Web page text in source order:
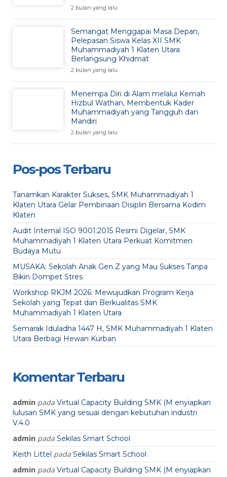
2 bulan yang lalu
Semangat Menggapai Masa Depan,
Pelepasan Siswa Kelas XII SMK
Muhammadiyah 1 Klaten Utara
Berlangsung Khidmat
2 bulan yang lalu
Menempa Diri di Alam melalui Kemah
Hizbul Wathan, Membentuk Kader
Muhammadiyah yang Tangguh dan
Mandiri
2 bulan yang lalu
Pos-pos Terbaru
Tanamkan Karakter Sukses, SMK Muhammadiyah 1
Klaten Utara Gelar Pembinaan Disiplin Bersama Kodim
Klaten
Audit Internal ISO 9001:2015 Resmi Digelar, SMK
Muhammadiyah 1 Klaten Utara Perkuat Komitmen
Budaya Mutu
MUSAKA: Sekolah Anak Gen Z yang Mau Sukses Tanpa
Bikin Dompet Stres
Workshop RKJM 2026: Mewujudkan Program Kerja
Sekolah yang Tepat dan Berkualitas SMK
Muhammadiyah 1 Klaten Utara
Semarak Iduladha 1447 H, SMK Muhammadiyah 1 Klaten
Utara Berbagi Hewan Kurban
Komentar Terbaru
admin pada Virtual Capacity Building SMK (M enyiapkan
lulusan SMK yang sesuai dengan kebutuhan industri
V.4.0
admin pada Sekilas Smart School
Keith Littel pada Sekilas Smart School
admin pada Virtual Capacity Building SMK (M enyiapkan